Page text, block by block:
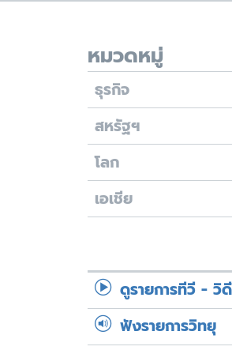
หมวดหมู่
ธุรกิจ
สหรัฐฯ
โลก
เอเชีย
ดูรายการทีวี - วิ
ฟังรายการวิทยุ